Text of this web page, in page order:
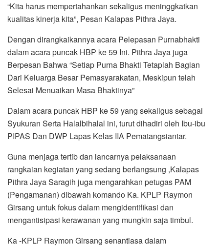
“Kita harus mempertahankan sekaligus meninggkatkan
kualitas kinerja kita”, Pesan Kalapas Pithra Jaya.
Dengan dirangkaikannya acara Pelepasan Purnabhakti
dalam acara puncak HBP ke 59 Ini. Pithra Jaya juga
Berpesan Bahwa “Setiap Purna Bhakti Tetaplah Bagian
Dari Keluarga Besar Pemasyarakatan, Meskipun telah
Selesai Menuaikan Masa Bhaktinya”
Dalam acara puncak HBP ke 59 yang sekaligus sebagai
Syukuran Serta Halalbihalal ini, turut dihadiri oleh Ibu-ibu
PIPAS Dan DWP Lapas Kelas IIA Pematangsiantar.
Guna menjaga tertib dan lancarnya pelaksanaan
rangkaian kegiatan yang sedang berlangsung ,Kalapas
Pithra Jaya Saragih juga mengarahkan petugas PAM
(Pengamanan) dibawah komando Ka. KPLP Raymon
Girsang untuk fokus dalam mengidentifikasi dan
mengantisipasi kerawanan yang mungkin saja timbul.
Ka -KPLP Raymon Girsang senantiasa dalam